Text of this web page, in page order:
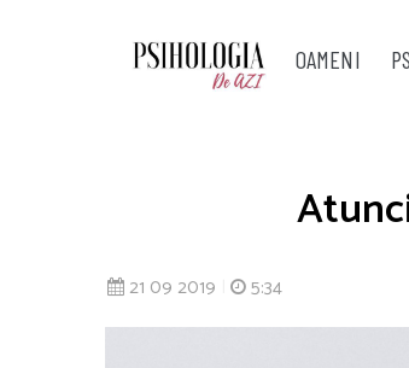
OAMENI
21 09 2019 5:34